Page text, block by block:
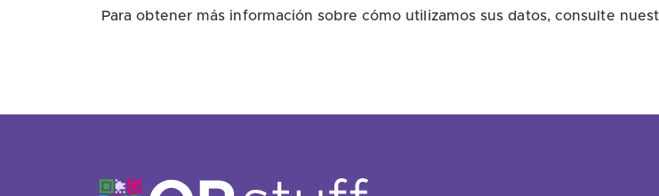
Para obtener más información sobre cómo utilizamos sus datos, consulte